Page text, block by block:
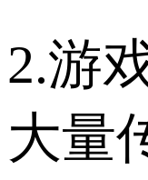
2.游
大量